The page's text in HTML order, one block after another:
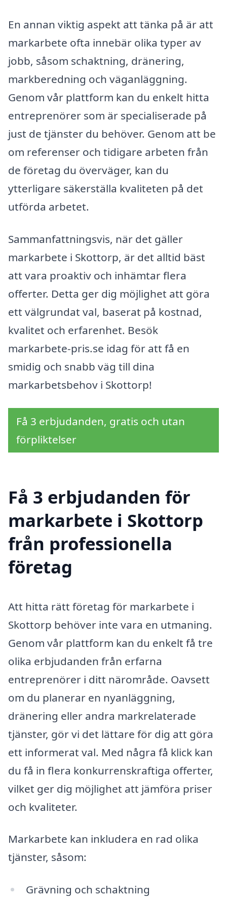
En annan viktig aspekt att tänka på är att
markarbete ofta innebär olika typer av
jobb, såsom schaktning, dränering,
markberedning och väganläggning.
Genom vår plattform kan du enkelt hitta
entreprenörer som är specialiserade på
just de tjänster du behöver. Genom att be
om referenser och tidigare arbeten från
de företag du överväger, kan du
ytterligare säkerställa kvaliteten på det
utförda arbetet.
Sammanfattningsvis, när det gäller
markarbete i Skottorp, är det alltid bäst
att vara proaktiv och inhämtar flera
offerter. Detta ger dig möjlighet att göra
ett välgrundat val, baserat på kostnad,
kvalitet och erfarenhet. Besök
markarbete-pris.se idag för att få en
smidig och snabb väg till dina
markarbetsbehov i Skottorp!
Få 3 erbjudanden, gratis och utan
förpliktelser
Få 3 erbjudanden för
markarbete i Skottorp
från professionella
företag
Att hitta rätt företag för markarbete i
Skottorp behöver inte vara en utmaning.
Genom vår plattform kan du enkelt få tre
olika erbjudanden från erfarna
entreprenörer i ditt närområde. Oavsett
om du planerar en nyanläggning,
dränering eller andra markrelaterade
tjänster, gör vi det lättare för dig att göra
ett informerat val. Med några få klick kan
du få in flera konkurrenskraftiga offerter,
vilket ger dig möjlighet att jämföra priser
och kvaliteter.
Markarbete kan inkludera en rad olika
tjänster, såsom:
Grävning och schaktning